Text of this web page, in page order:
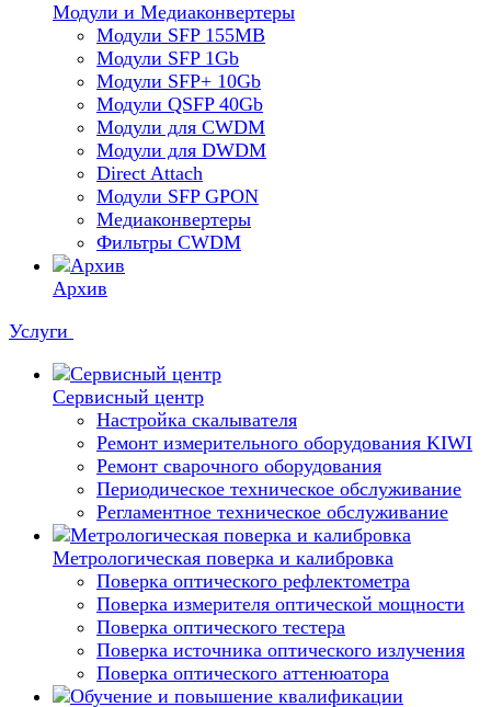
Модули и Медиаконвертеры
Модули SFP 155MB
Модули SFP 1Gb
Модули SFP+ 10Gb
Модули QSFP 40Gb
Модули для CWDM
Модули для DWDM
Direct Attach
Модули SFP GPON
Медиаконвертеры
Фильтры CWDM
Архив
Услуги
Сервисный центр
Настройка скалывателя
Ремонт измерительного оборудования KIWI
Ремонт сварочного оборудования
Периодическое техническое обслуживание
Регламентное техническое обслуживание
Метрологическая поверка и калибровка
Поверка оптического рефлектометра
Поверка измерителя оптической мощности
Поверка оптического тестера
Поверка источника оптического излучения
Поверка оптического аттенюатора